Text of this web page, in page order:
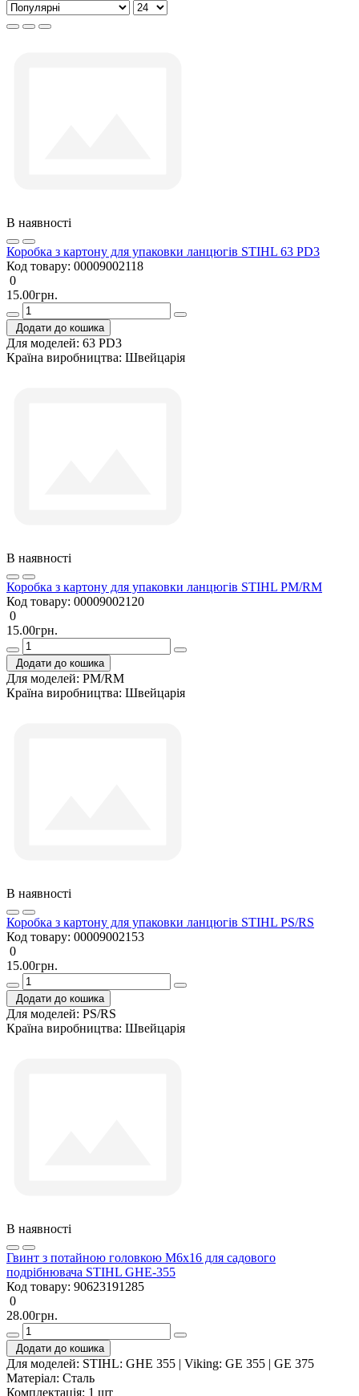
В наявності
Коробка з картону для упаковки ланцюгів STIHL 63 PD3
Код товару: 00009002118
0
15.00грн.
Додати до кошика
Для моделей: 63 PD3
Країна виробництва: Швейцарія
В наявності
Коробка з картону для упаковки ланцюгів STIHL PM/RM
Код товару: 00009002120
0
15.00грн.
Додати до кошика
Для моделей: PM/RM
Країна виробництва: Швейцарія
В наявності
Коробка з картону для упаковки ланцюгів STIHL PS/RS
Код товару: 00009002153
0
15.00грн.
Додати до кошика
Для моделей: PS/RS
Країна виробництва: Швейцарія
В наявності
Гвинт з потайною головкою M6х16 для садового
подрібнювача STIHL GHE-355
Код товару: 90623191285
0
28.00грн.
Додати до кошика
Для моделей: STIHL: GHE 355 | Viking: GE 355 | GE 375
Матеріал: Сталь
Комплектація: 1 шт